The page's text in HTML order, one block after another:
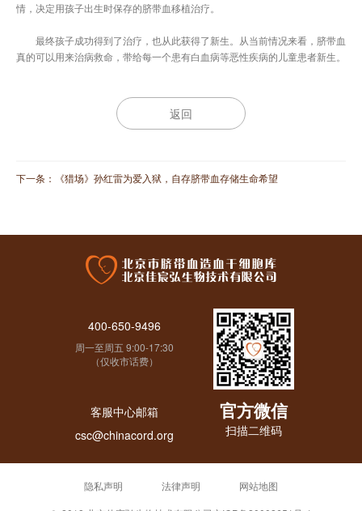
情，决定用孩子出生时保存的脐带血移植治疗。
最终孩子成功得到了治疗，也从此获得了新生。从当前情况来看，脐带血
真的可以用来治病救命，带给每一个患有白血病等恶性疾病的儿童患者新生。
返回
下一条： 《猎场》孙红雷为爱入狱，自存脐带血存储生命希望
官方微信
扫描二维码
400-650-9496
周一至周五 9:00-17:30
（仅收市话费）
客服中心邮箱
csc@chinacord.org
隐私声明 法律声明
网站地图